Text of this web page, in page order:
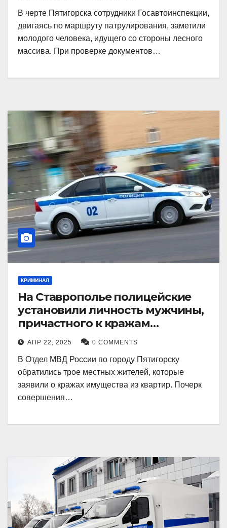
В черте Пятигорска сотрудники Госавтоинспекции,
двигаясь по маршруту патрулирования, заметили
молодого человека, идущего со стороны лесного
массива. При проверке документов…
КРИМИНАЛ
На Ставрополье полицейские
установили личность мужчины,
причастного к кражам
имущества из квартир в
Пятигорске
АПР 22, 2025 0 COMMENTS
В Отдел МВД России по городу Пятигорску
обратились трое местных жителей, которые
заявили о кражах имущества из квартир. Почерк
совершения…